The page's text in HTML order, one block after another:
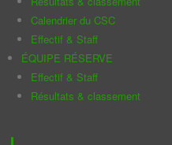
Calendrier du CSC
Effectif & Staff
ÉQUIPE RÉSERVE
Effectif & Staff
Résultats & classement